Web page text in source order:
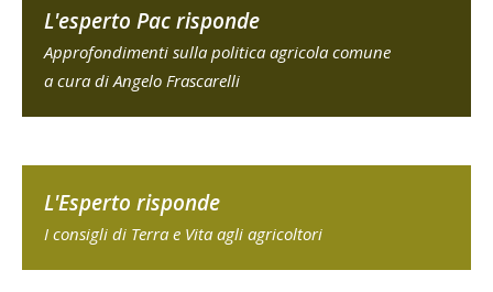
L'esperto Pac risponde
Approfondimenti sulla politica agricola comune
a cura di Angelo Frascarelli
L'Esperto risponde
I consigli di Terra e Vita agli agricoltori